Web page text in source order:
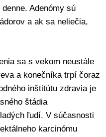
Adenómy sú
a ak sa neliečia,
sa s vekom neustále
a konečníka trpí čoraz
inštitútu zdravia je
štádia
ľudí. V súčasnosti
karcinómu